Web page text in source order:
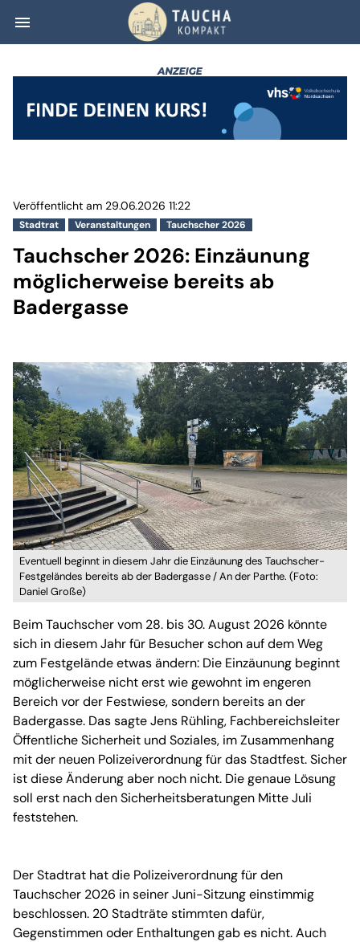
menu Tauchscher
Stadtrat Veranstaltungen Tauchscher 2026
Veröffentlicht am 29.06.2026 11:22
Tauchscher 2026: Einzäunung
möglicherweise bereits ab
Badergasse
Eventuell beginnt in diesem Jahr die Einzäunung des Tauchscher-
Festgeländes bereits ab der Badergasse / An der Parthe. (Foto:
Daniel Große)
Beim Tauchscher vom 28. bis 30. August 2026 könnte
sich in diesem Jahr für Besucher schon auf dem Weg
zum Festgelände etwas ändern: Die Einzäunung beginnt
möglicherweise nicht erst wie gewohnt im engeren
Bereich vor der Festwiese, sondern bereits an der
Badergasse. Das sagte Jens Rühling, Fachbereichsleiter
Öffentliche Sicherheit und Soziales, im Zusammenhang
mit der neuen Polizeiverordnung für das Stadtfest. Sicher
ist diese Änderung aber noch nicht. Die genaue Lösung
soll erst nach den Sicherheitsberatungen Mitte Juli
feststehen.
Der Stadtrat hat die Polizeiverordnung für den
Tauchscher 2026 in seiner Juni-Sitzung einstimmig
beschlossen. 20 Stadträte stimmten dafür,
Gegenstimmen oder Enthaltungen gab es nicht. Auch